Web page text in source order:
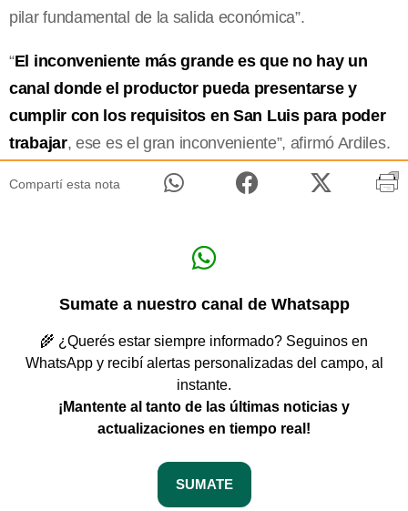
pilar fundamental de la salida económica”.
“El inconveniente más grande es que no hay un
canal donde el productor pueda presentarse y
cumplir con los requisitos en San Luis para poder
trabajar, ese es el gran inconveniente”, afirmó Ardiles.
Compartí esta nota
Sumate a nuestro canal de Whatsapp
🌾 ¿Querés estar siempre informado? Seguinos en
WhatsApp y recibí alertas personalizadas del campo, al
instante.
¡Mantente al tanto de las últimas noticias y
actualizaciones en tiempo real!
SUMATE